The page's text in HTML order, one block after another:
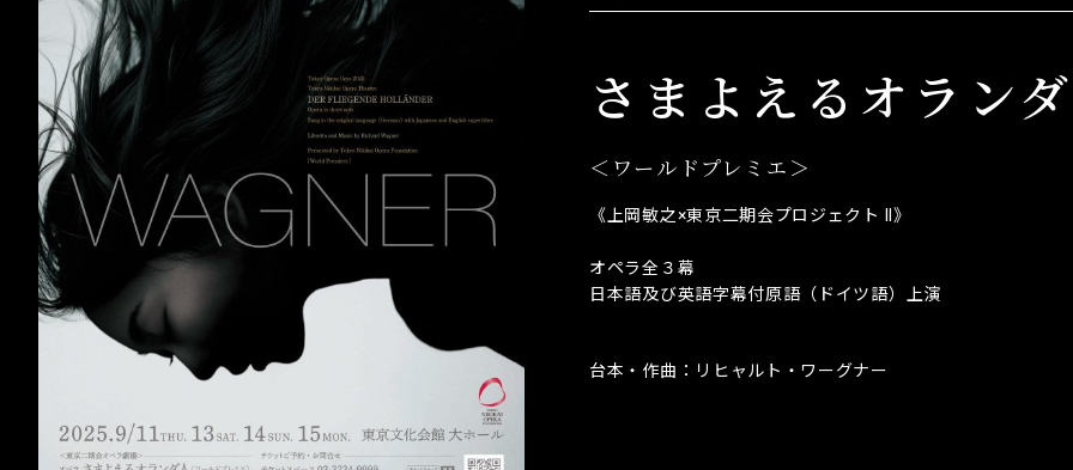
さまよえるオラン
＜ワールドプレミエ＞
《上岡敏之×東京二期会プロジェクト II》
オペラ全３幕
日本語及び英語字幕付原語（ドイツ語）上演
台本・作曲：リヒャルト・ワーグナー